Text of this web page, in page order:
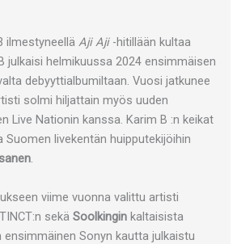
ilmestyneelläAji Aji-hitillään kultaa
julkaisi helmikuussa 2024 ensimmäisen
debyyttialbumiltaan. Vuosi jatkunee
solmi hiljattain myös uuden
Live Nationin kanssa. Karim B :n keikat
Suomen livekentän huipputekijöihin
.
viime vuonna valittu artisti
sekäSoolkingin kaltaisista
ensimmäinen Sonyn kautta julkaistu